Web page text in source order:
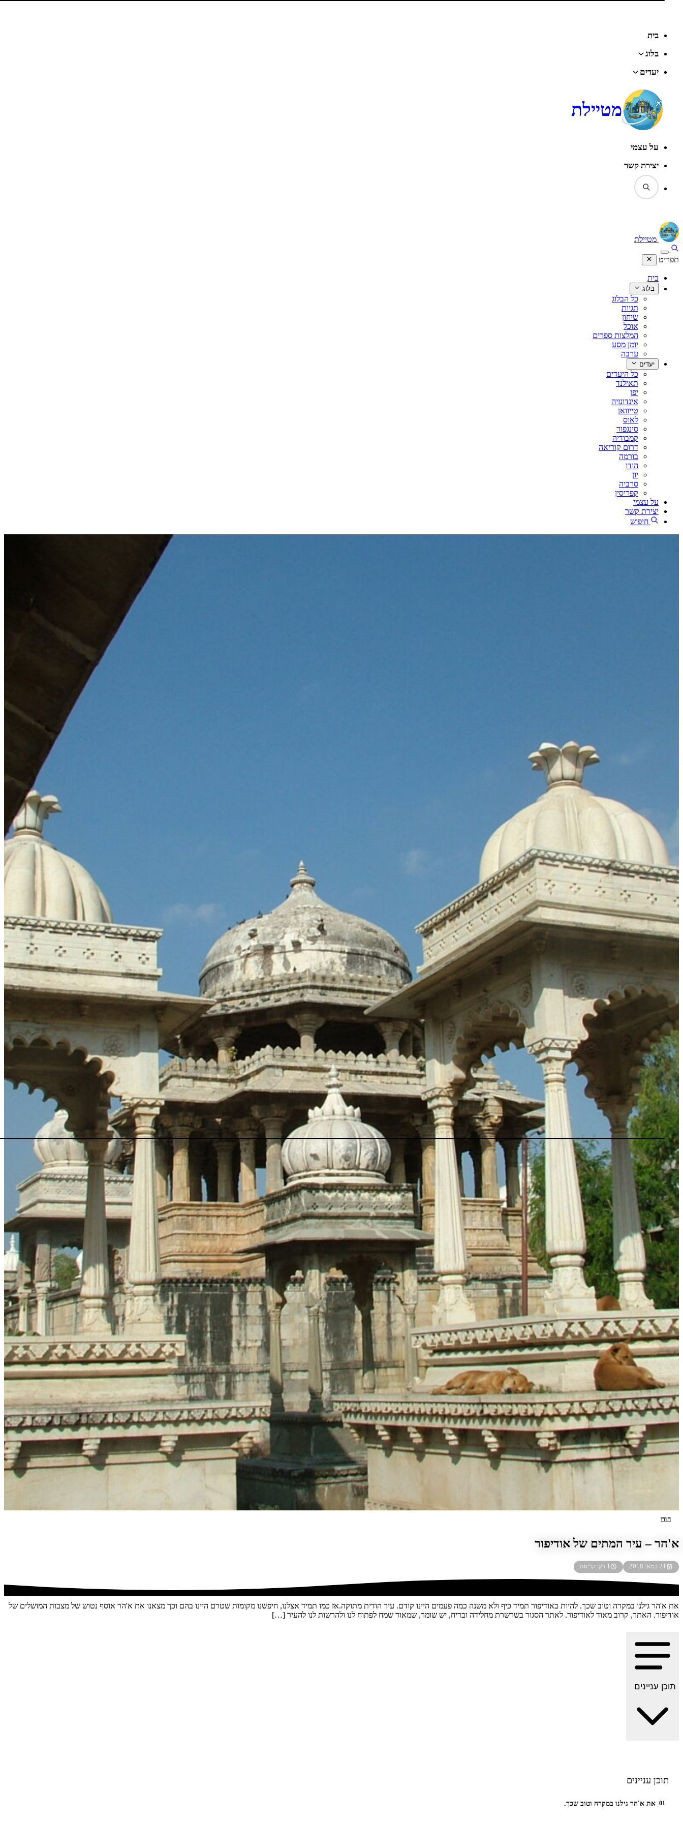
בית
בלוג
יעדים
מטיילת
על עצמי
יצירת קשר
מטיילת
תפריט
בית
בלוג
כל הבלוג
תגיות
שיחון
אוכל
המלצות ספרים
יומן מסע
ערבה
יעדים
כל היעדים
תאילנד
יפן
אינדונזיה
טייוואן
לאוס
סינגפור
קמבודיה
דרום קוריאה
בורמה
הודו
יון
סרביה
קפריסין
על עצמי
יצירת קשר
חיפוש
הודו
א'הר – עיר המתים של אודיפור
21 במאי 2018 1 דק׳ קריאה
את א'הר גילנו במקרה וטוב שכך. להיות באודיפור תמיד כיף ולא משנה כמה פעמים היינו קודם. עיר הודית מתוקה.אז כמו תמיד אצלנו, חיפשנו מקומות שטרם היינו בהם וכך מצאנו את א'הר אוסף נטוש של מצבות המושלים של
אודיפור. האתר, קרוב מאוד לאודיפור. לאתר הסגור בשרשרת מחלידה ובריח, יש שומר, שמאוד שמח לפתוח לנו ולהרשות לנו להעיר […]
תוכן עניינים
תוכן עניינים
01 את א'הר גילנו במקרה וטוב שכך.